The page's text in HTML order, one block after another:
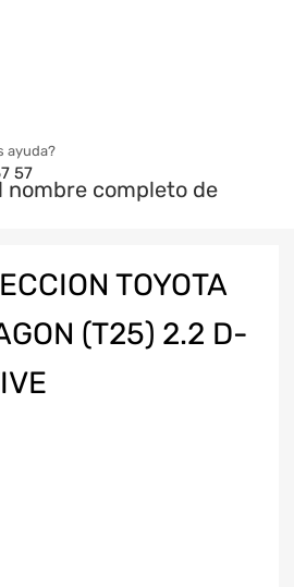
ayuda?
57
TOYOTA
(T25) 2.2 D-